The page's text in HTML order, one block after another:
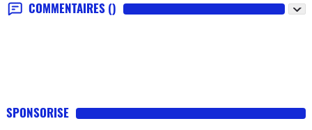
COMMENTAIRES ()
SPONSORISE